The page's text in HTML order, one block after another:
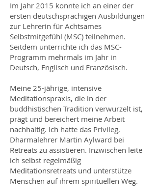
Im Jahr 2015 konnte ich an einer der
ersten deutschsprachigen Ausbildungen
zur Lehrerin für Achtsames
Selbstmitgefühl (MSC) teilnehmen.
Seitdem unterrichte ich das MSC-
Programm mehrmals im Jahr in
Deutsch, Englisch und Französisch.
Meine 25-jährige, intensive
Meditationspraxis, die in der
buddhistischen Tradition verwurzelt ist,
prägt und bereichert meine Arbeit
nachhaltig. Ich hatte das Privileg,
Dharmalehrer Martin Aylward bei
Retreats zu assistieren. Inzwischen leite
ich selbst regelmäßig
Meditationsretreats und unterstütze
Menschen auf ihrem spirituellen Weg.